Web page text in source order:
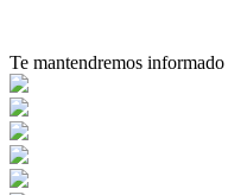
Te mantendremos informado